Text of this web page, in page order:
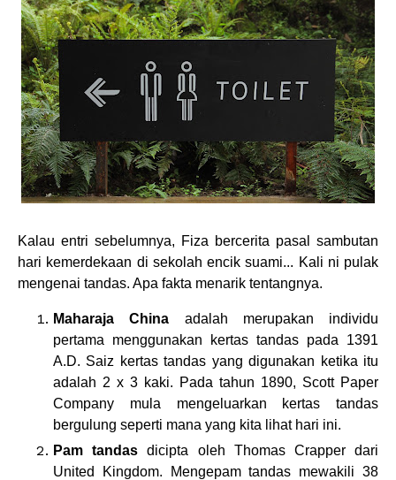
Kalau entri sebelumnya, Fiza bercerita pasal sambutan
hari kemerdekaan di sekolah encik suami... Kali ni pulak
mengenai tandas. Apa fakta menarik tentangnya.
Maharaja China adalah merupakan individu
pertama menggunakan kertas tandas pada 1391
A.D. Saiz kertas tandas yang digunakan ketika itu
adalah 2 x 3 kaki. Pada tahun 1890, Scott Paper
Company mula mengeluarkan kertas tandas
bergulung seperti mana yang kita lihat hari ini.
Pam tandasdicipta oleh Thomas Crapper dari
United Kingdom. Mengepam tandas mewakili 38